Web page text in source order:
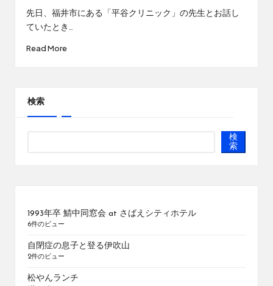
by
先日、福井市にある「平谷クリニック」の先生とお話し
ていたとき…
Read More
検索
検
索
1993年卒 鯖中同窓会 at さばえシティホテル
6件のビュー
自閉症の息子と登る伊吹山
2件のビュー
松やんランチ